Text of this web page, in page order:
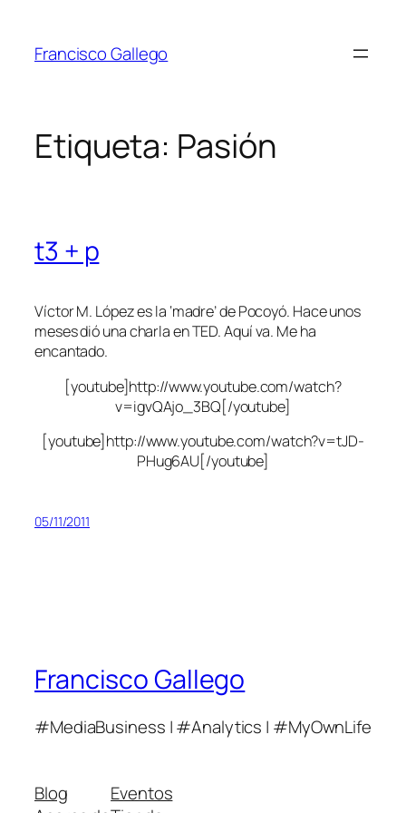
contenido
Francisco Gallego
Etiqueta: Pasión
t3 + p
Víctor M. López es la ‘madre’ de Pocoyó. Hace unos
meses dió una charla en TED. Aquí va. Me ha
encantado.
[youtube]http://www.youtube.com/watch?
v=igvQAjo_3BQ[/youtube]
[youtube]http://www.youtube.com/watch?v=tJD-
PHug6AU[/youtube]
05/11/2011
Francisco Gallego
#MediaBusiness | #Analytics | #MyOwnLife
Blog
Eventos